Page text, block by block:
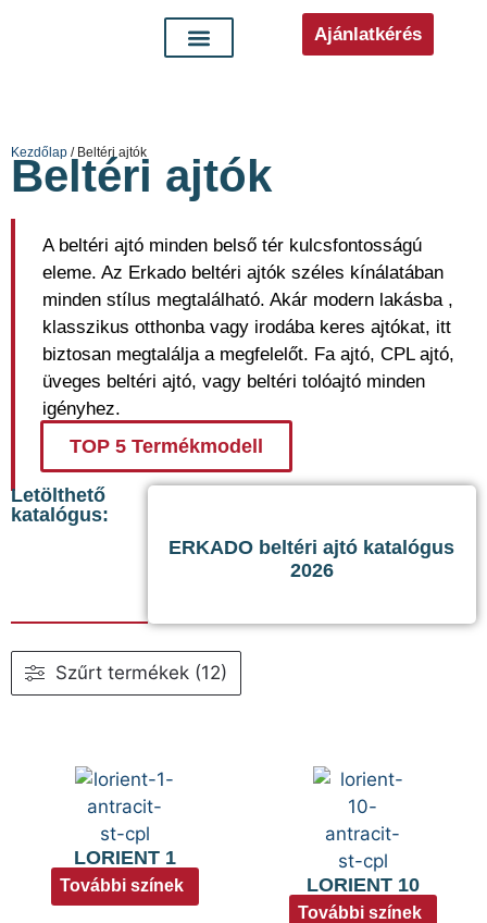
Ajánlatkérés
Kezdőlap / Beltéri ajtók
Beltéri ajtók
A beltéri ajtó minden belső tér kulcsfontosságú
eleme. Az Erkado beltéri ajtók széles kínálatában
minden stílus megtalálható. Akár modern lakásba ,
klasszikus otthonba vagy irodába keres ajtókat, itt
biztosan megtalálja a megfelelőt. Fa ajtó, CPL ajtó,
üveges beltéri ajtó, vagy beltéri tolóajtó minden
igényhez.
TOP 5 Termékmodell
Letölthető
katalógus:
ERKADO beltéri ajtó katalógus
2026
Szűrt termékek (12)
LORIENT 1
További színek LORIENT 10
További színek